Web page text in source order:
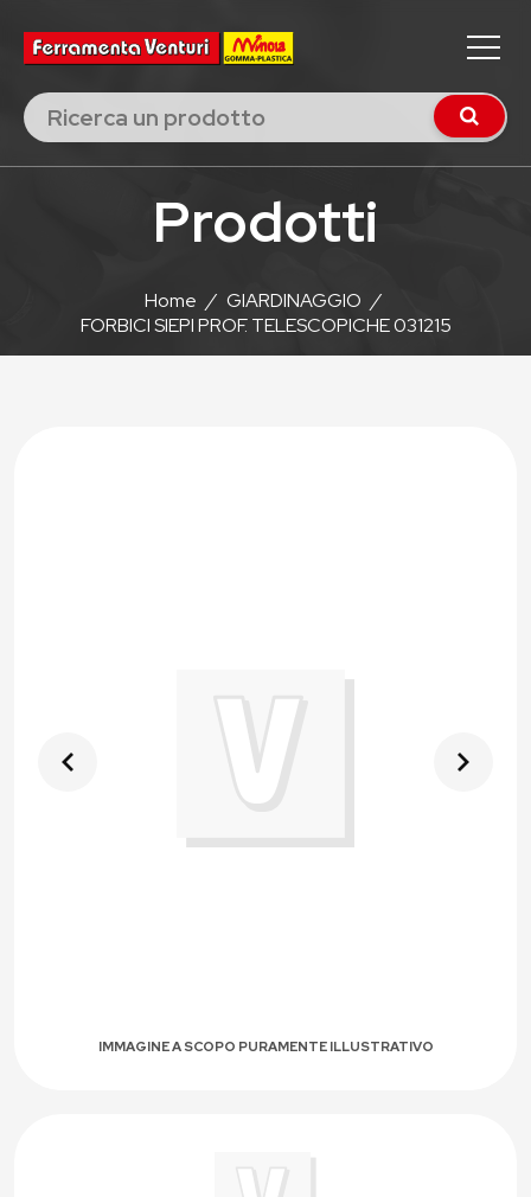
Prodotti
Home / GIARDINAGGIO /
FORBICI SIEPI PROF. TELESCOPICHE 031215
IMMAGINE A SCOPO PURAMENTE ILLUSTRATIVO